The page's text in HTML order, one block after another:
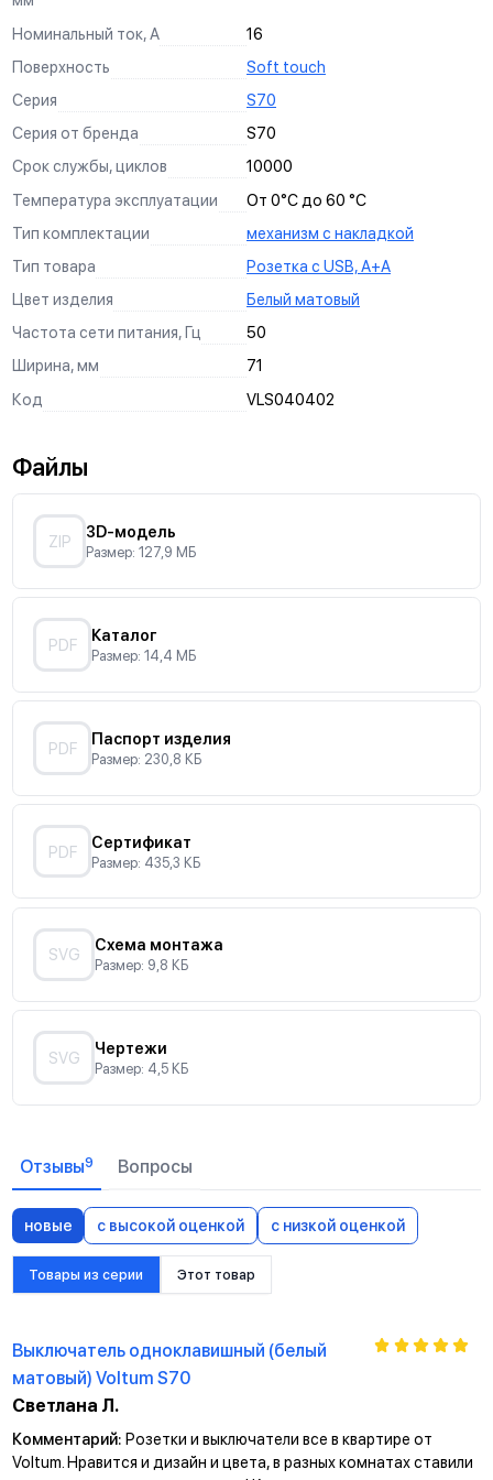
можем гарантировать качество каждого изделия.
максимально приятно и удобно работать.
Номинальный ток, А
16
Поверхность
Soft touch
Серия
S70
Серия от бренда
S70
Срок службы, циклов
10000
Температура эксплуатации
От 0°С до 60 °С
Тип комплектации
механизм с накладкой
Тип товара
Розетка с USB, А+А
Цвет изделия
Белый матовый
Частота сети питания, Гц
50
Ширина, мм
71
Код
VLS040402
Файлы
ZIP
3D-модель
Размер: 127,9 МБ
PDF
Каталог
Размер: 14,4 МБ
PDF
Паспорт изделия
Размер: 230,8 КБ
PDF
Сертификат
Размер: 435,3 КБ
SVG
Схема монтажа
Размер: 9,8 КБ
SVG
Чертежи
Размер: 4,5 КБ
Отзывы9 Вопросы
новые с высокой оценкой с низкой оценкой
Товары из серии Этот товар
Выключатель одноклавишный (белый
матовый) Voltum S70
Светлана Л.
Комментарий: Розетки и выключатели все в квартире от
Voltum. Нравится и дизайн и цвета, в разных комнатах ставили